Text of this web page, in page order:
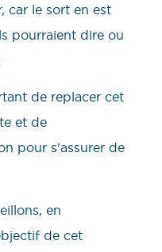
car le sort en est
pourraient dire ou
de replacer cet
et de
pour s’assurer de
en
de cet